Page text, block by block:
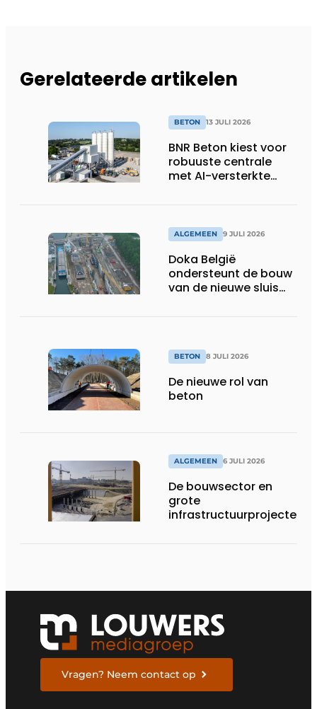
Gerelateerde artikelen
BETON 13 JULI 2026
BNR Beton kiest voor
robuuste centrale
met AI-versterkte
ALGEMEEN 9 JULI 2026
Doka België
ondersteunt de bouw
van de nieuwe sluis
BETON 8 JULI 2026
De nieuwe rol van
beton
ALGEMEEN 6 JULI 2026
De bouwsector en
grote
infrastructuurprojecten
Vragen? Neem contact op